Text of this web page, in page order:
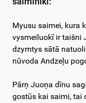
Myusu saimei, kura
vysmeiluokī ir taišni
dzymtys sātā
nūvoda Andzeļu
Pārņ Juoņa dīnu
gostūs kai saimi, tai